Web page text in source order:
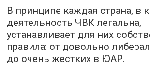
В принципе каждая страна, в
деятельность ЧВК легальна,
устанавливает для них
правила: от довольно
до очень жестких в ЮАР.